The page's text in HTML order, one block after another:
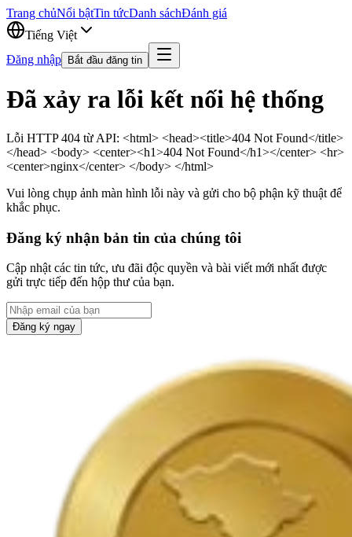
Trang chủNổi bậtTin tứcDanh sáchĐánh giá
Tiếng Việt
Đăng nhập
Bắt đầu đăng tin
Đã xảy ra lỗi kết nối hệ thống
Lỗi HTTP 404 từ API: <html> <head><title>404 Not Found</title>
</head> <body> <center><h1>404 Not Found</h1></center> <hr>
<center>nginx</center> </body> </html>
Vui lòng chụp ảnh màn hình lỗi này và gửi cho bộ phận kỹ thuật để
khắc phục.
Đăng ký nhận bản tin của chúng tôi
Cập nhật các tin tức, ưu đãi độc quyền và bài viết mới nhất được
gửi trực tiếp đến hộp thư của bạn.
Đăng ký ngay